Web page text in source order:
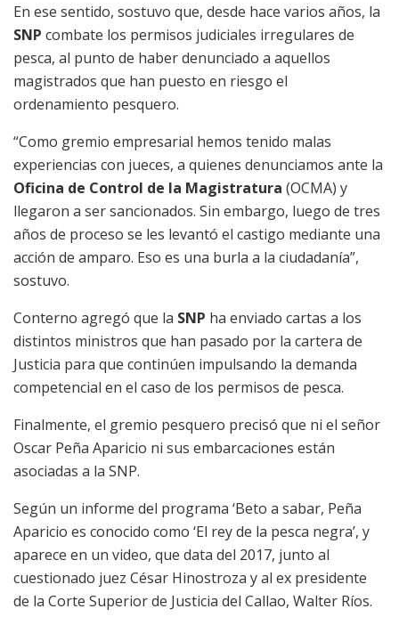
En ese sentido, sostuvo que, desde hace varios años, la
SNP combate los permisos judiciales irregulares de
pesca, al punto de haber denunciado a aquellos
magistrados que han puesto en riesgo el
ordenamiento pesquero.
“Como gremio empresarial hemos tenido malas
experiencias con jueces, a quienes denunciamos ante la
Oficina de Control de la Magistratura (OCMA) y
llegaron a ser sancionados. Sin embargo, luego de tres
años de proceso se les levantó el castigo mediante una
acción de amparo. Eso es una burla a la ciudadanía”,
sostuvo.
Conterno agregó que la SNP ha enviado cartas a los
distintos ministros que han pasado por la cartera de
Justicia para que continúen impulsando la demanda
competencial en el caso de los permisos de pesca.
Finalmente, el gremio pesquero precisó que ni el señor
Oscar Peña Aparicio ni sus embarcaciones están
asociadas a la SNP.
Según un informe del programa ‘Beto a sabar, Peña
Aparicio es conocido como ‘El rey de la pesca negra’, y
aparece en un video, que data del 2017, junto al
cuestionado juez César Hinostroza y al ex presidente
de la Corte Superior de Justicia del Callao, Walter Ríos.